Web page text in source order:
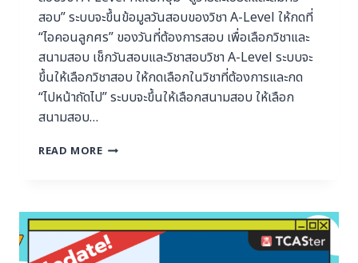
สอบ” ระบบจะขึ้นข้อมูลวันสอบของวิชา A-Level ให้กดที่
“ไอคอนลูกศร” ของวันที่ต้องการสอบ เพื่อเลือกวิชาและ
สนามสอบ เช็กวันสอบและวิชาสอบวิชา A-Level ระบบจะ
ขึ้นให้เลือกวิชาสอบ ให้กดเลือกในวิชาที่ต้องการและกด
“ไปหน้าถัดไป” ระบบจะขึ้นให้เลือกสนามสอบ ให้เลือก
สนามสอบ…
READ MORE